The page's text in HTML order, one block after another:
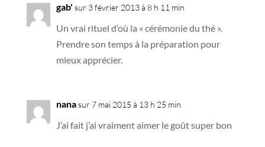
gab' sur 3 février 2013 à 8 h 11 min
Un vrai rituel d’où la « cérémonie du thé ».
Prendre son temps à la préparation pour
mieux apprécier.
nanasur 7 mai 2015 à 13 h 25 min
J’ai fait j’ai vraiment aimer le goût super bon